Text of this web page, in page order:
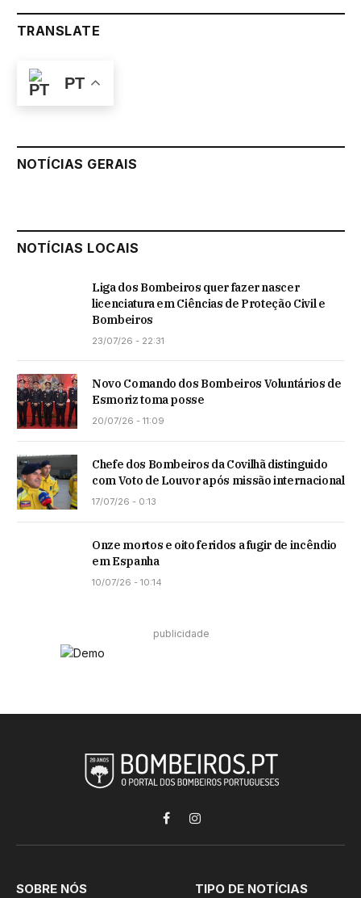
TRANSLATE
PT
NOTÍCIAS GERAIS
NOTÍCIAS LOCAIS
Liga dos Bombeiros quer fazer nascer
licenciatura em Ciências de Proteção Civil e
Bombeiros
23/07/26 - 22:31
Novo Comando dos Bombeiros Voluntários de
Esmoriz toma posse
20/07/26 - 11:09
Chefe dos Bombeiros da Covilhã distinguido
com Voto de Louvor após missão internacional
17/07/26 - 0:13
Onze mortos e oito feridos a fugir de incêndio
em Espanha
10/07/26 - 10:14
publicidade
FacebookInstagram
SOBRE NÓS TIPO DE NOTÍCIAS